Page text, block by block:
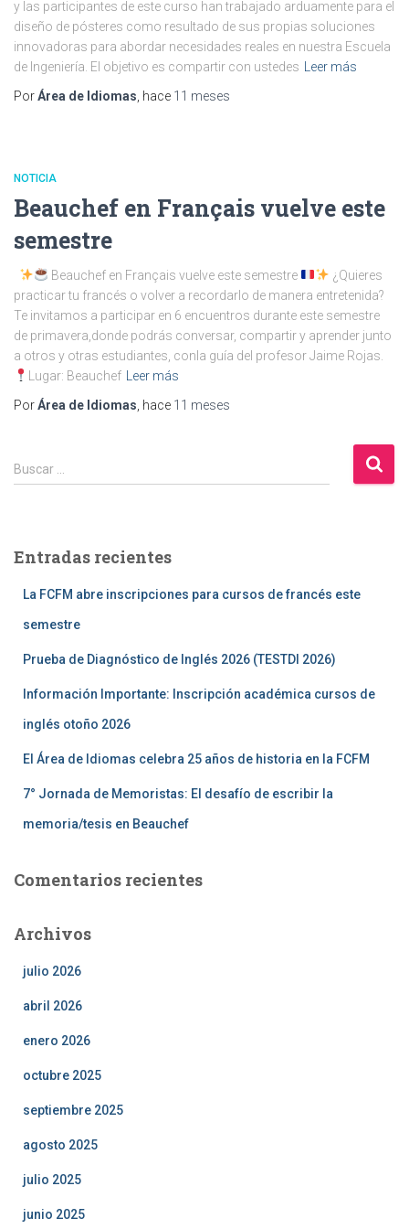
y las participantes de este curso han trabajado arduamente para el
diseño de pósteres como resultado de sus propias soluciones
innovadoras para abordar necesidades reales en nuestra Escuela
de Ingeniería. El objetivo es compartir con ustedes
Leer más
PorÁrea de Idiomas , hace 11 meses
NOTICIA
Beauchef en Français vuelve este
semestre
Beauchef en Français vuelve este semestre
¿Quieres
practicar tu francés o volver a recordarlo de manera entretenida?
Te invitamos a participar en 6 encuentros durante este semestre
de primavera,donde podrás conversar, compartir y aprender junto
a otros y otras estudiantes, conla guía del profesor Jaime Rojas.
Lugar: Beauchef
Leer más
PorÁrea de Idiomas , hace 11 meses
B
u
r
Buscar …
Entradas recientes
La FCFM abre inscripciones para cursos de francés este
semestre
Prueba de Diagnóstico de Inglés 2026 (TESTDI 2026)
Información Importante: Inscripción académica cursos de
inglés otoño 2026
El Área de Idiomas celebra 25 años de historia en la FCFM
7° Jornada de Memoristas: El desafío de escribir la
memoria/tesis en Beauchef
Comentarios recientes
Archivos
julio 2026
abril 2026
enero 2026
octubre 2025
septiembre 2025
agosto 2025
julio 2025
junio 2025